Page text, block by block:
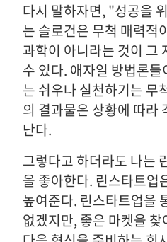
다시 말하자면, "성공을
는 슬로건은 무척 매력적
과학이 아니라는 것이 그
수 있다. 애자일 방법론
는 쉬우나 실천하기는 무
의 결과물은 상황에 따라
난다.
그렇다고 하더라도 나는
을 좋아한다. 린스타트업
높여준다. 린스타트업을
없겠지만, 좋은 마켓을